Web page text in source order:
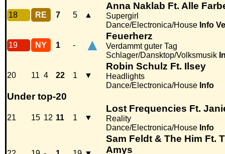
18 RE 7 5 ▲
Anna Naklab Ft. Alle
Supergirl
Dance/Electronica/House Info
19 NY 1 - ▲ Feuerherz
Verdammt guter Tag
Schlager/Dansktop/Volksmusik
20 11 4 22 1 ▼
Robin Schulz Ft. Ilsey
Headlights
Dance/Electronica/House Info
Under top-20
21 15 12 11 1 ▼
Lost Frequencies Ft.
Reality
Dance/Electronica/House Info
Sam Feldt & The Him Ft.
Amys